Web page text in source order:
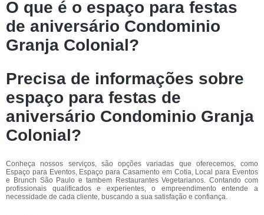
O que é o espaço para festas
de aniversário Condominio
Granja Colonial?
Precisa de informações sobre
espaço para festas de
aniversário Condominio Granja
Colonial?
Conheça nossos serviços, são opções variadas que oferecemos, como
Espaço para Eventos, Espaço para Casamento em Cotia, Local para Eventos
e Brunch São Paulo e tambem Restaurantes Vegetarianos. Contando com
profissionais qualificados e experientes, o empreendimento entende a
necessidade de cada cliente, buscando a sua satisfação e confiança.